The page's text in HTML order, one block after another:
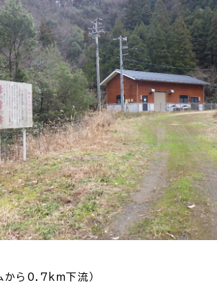
ら探す
届出・手続・申請
窓口 担当窓口
から0.7km下流）